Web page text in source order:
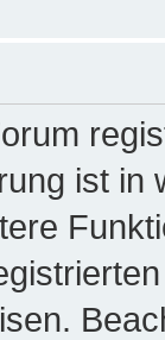
ist in